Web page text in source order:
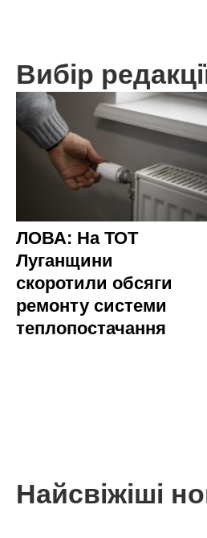
Вибір
ЛОВА: На ТОТ
Луганщини
скоротили обсяги
ремонту системи
теплопостачання
Найсвіжіші